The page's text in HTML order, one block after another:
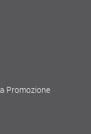
Promozione